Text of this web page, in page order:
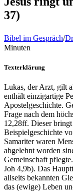
37)
Bibel im Gespräch/
Minuten
Texterklärung
Lukas, der Arzt, gilt
enthält einzigartige
Apostelgeschichte.
Frage nach dem
12,28ff. Dieser
Beispielgeschichte
Samariter waren
abgelehnt worden
Gemeinschaft
Joh 4,9b). Das
allseits bekannten
das (ewige) Leben